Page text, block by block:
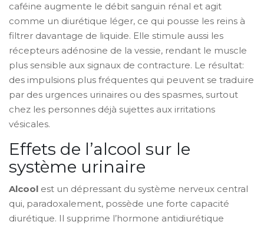
caféine augmente le débit sanguin rénal et agit
comme un diurétique léger, ce qui pousse les reins à
filtrer davantage de liquide. Elle stimule aussi les
récepteurs adénosine de la vessie, rendant le muscle
plus sensible aux signaux de contracture. Le résultat:
des impulsions plus fréquentes qui peuvent se traduire
par des urgences urinaires ou des spasmes, surtout
chez les personnes déjà sujettes aux irritations
vésicales.
Effets de l’alcool sur le
système urinaire
Alcool est un dépressant du système nerveux central
qui, paradoxalement, possède une forte capacité
diurétique. Il supprime l’hormone antidiurétique